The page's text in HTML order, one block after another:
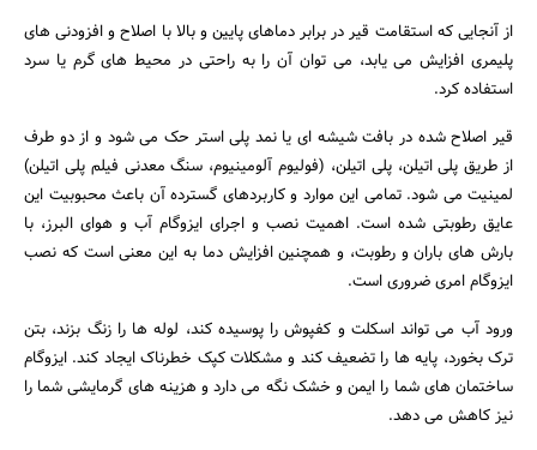
از آنجایی که استقامت قیر در برابر دماهای پایین و بالا با اصلاح و افزودنی های
پلیمری افزایش می یابد، می توان آن را به راحتی در محیط های گرم یا سرد
استفاده کرد.
قیر اصلاح شده در بافت شیشه ای یا نمد پلی استر حک می شود و از دو طرف
از طریق پلی اتیلن، پلی اتیلن، (فولیوم آلومینیوم، سنگ معدنی فیلم پلی اتیلن)
لمینیت می شود. تمامی این موارد و کاربردهای گسترده آن باعث محبوبیت این
عایق رطوبتی شده است. اهمیت نصب و اجرای ایزوگام آب و هوای البرز، با
بارش های باران و رطوبت، و همچنین افزایش دما به این معنی است که نصب
ایزوگام امری ضروری است.
ورود آب می تواند اسکلت و کفپوش را پوسیده کند، لوله ها را زنگ بزند، بتن
ترک بخورد، پایه ها را تضعیف کند و مشکلات کپک خطرناک ایجاد کند. ایزوگام
ساختمان های شما را ایمن و خشک نگه می دارد و هزینه های گرمایشی شما را
نیز کاهش می دهد.